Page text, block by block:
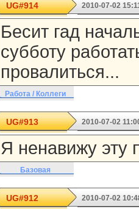
UG#914 2010-07-02
Бесит гад
субботу
провалиться...
Работа / Коллеги
UG#913 2010-07-02
Я ненавижу эту
Базовая
UG#912 2010-07-02